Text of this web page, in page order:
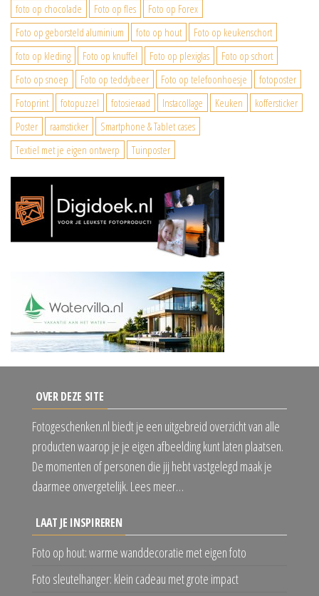
foto op chocolade
Foto op fles
Foto op Forex
Foto op geborsteld aluminium
foto op hout
Foto op keukenschort
foto op kleding
Foto op knuffel Foto op plexiglas
Foto op schort
Foto op snoep
Foto op teddybeer Foto op telefoonhoesje
fotoposter
Fotoprint
fotopuzzel fotosieraad Instacollage Keuken
koffersticker
Poster
raamsticker
Smartphone & Tablet cases
Textiel met je eigen ontwerp
Tuinposter
OVER DEZE SITE
Fotogeschenken.nl biedt je een uitgebreid overzicht van alle
producten waarop je je eigen afbeelding kunt laten plaatsen.
De momenten of personen die jij hebt vastgelegd maak je
daarmee onvergetelijk. Lees meer…
LAAT JE INSPIREREN
Foto op hout: warme wanddecoratie met eigen foto
Foto sleutelhanger: klein cadeau met grote impact